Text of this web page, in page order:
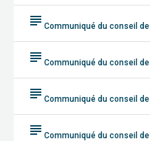
subject Communiqué du conseil
subject Communiqué du conseil
subject Communiqué du conseil
subject Communiqué du conseil